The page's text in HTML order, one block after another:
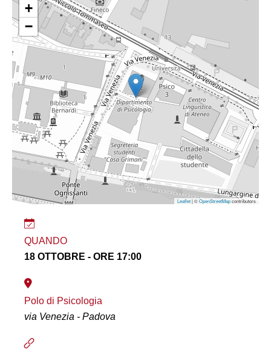
+
−
Leaflet| ©OpenStreetMapcontributors
QUANDO
18 OTTOBRE - ORE 17:00
Polo di Psicologia
via Venezia - Padova